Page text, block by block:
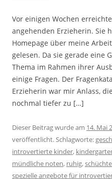
Vor einigen Wochen
angehenden Erzieherin. Sie
Homepage über meine
gelesen. Da sie gerade eine
Thema im Rahmen ihrer
einige Fragen. Der
Erzieherin war mir Anlass,
nochmal tiefer zu […]
Dieser Beitrag wurde am 14. Mai
veröffentlicht. Schlagworte:
introvertierte kinder,
mündliche noten, ruhig,
spezielle angebote für